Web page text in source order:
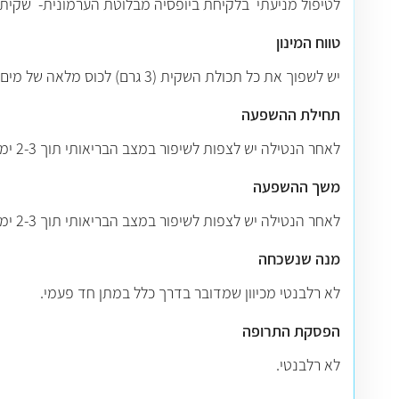
טווח המינון
יש לשפוך את כל תכולת השקית (3 גרם) לכוס מלאה של מים, לא חמים ולערבב היטב עד התמוססות האבקה. יש לשתות מיד את כל תכולת הכוס.
תחילת ההשפעה
לאחר הנטילה יש לצפות לשיפור במצב הבריאותי תוך 2-3 ימים.
משך ההשפעה
לאחר הנטילה יש לצפות לשיפור במצב הבריאותי תוך 2-3 ימים.
מנה שנשכחה
לא רלבנטי מכיוון שמדובר בדרך כלל במתן חד פעמי.
הפסקת התרופה
לא רלבנטי.